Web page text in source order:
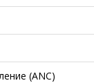
(ANC)